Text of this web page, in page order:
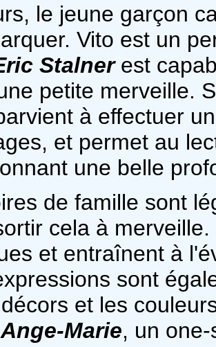
le jeune garçon
Vito est un
Stalnerest
petite merveille.
à effectuer
et permet au
une belle
de famille sont
cela à
et entraînent à
sont
et les
Ange-Marie, un